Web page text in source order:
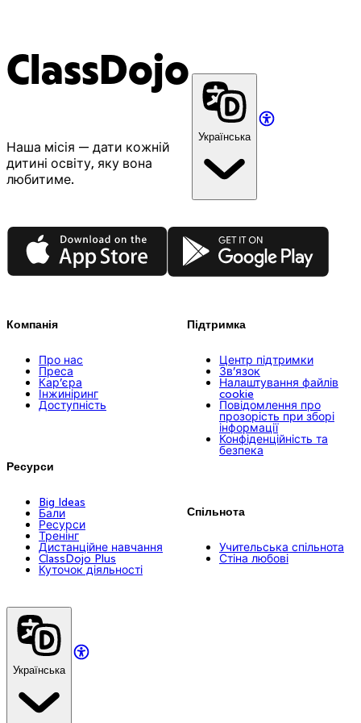
ClassDojo
Наша місія — дати кожній
дитині освіту, яку вона
любитиме.
Українська
App Store Google Play
Компанія
Про нас
Преса
Кар’єра
Інжиніринг
Доступність
Ресурси
Big Ideas
Бали
Ресурси
Тренінг
Дистанційне навчання
ClassDojo Plus
Куточок діяльності
Підтримка
Центр підтримки
Зв’язок
Налаштування файлів
cookie
Повідомлення про
прозорість при зборі
інформації
Конфіденційність та
безпека
Спільнота
Учительська спільнота
Стіна любові
Українська